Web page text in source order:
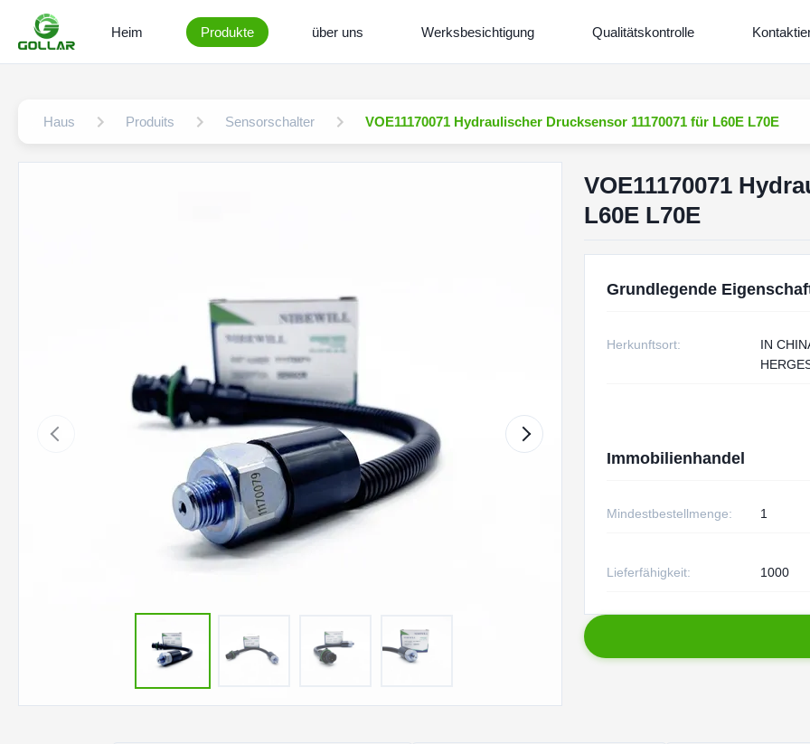
Heim Produkte über uns Werksbesichtigung Qualitätskontrolle
Haus Produits Sensorschalter VOE11170071 Hydraulischer Drucksensor 11170071 für L60E L70E
VOE11170071
L60E L70E
Grundlegende
Herkunftsort:
IN
Immobilienhandel
Mindestbestellmenge: 1
Lieferfähigkeit: 1000